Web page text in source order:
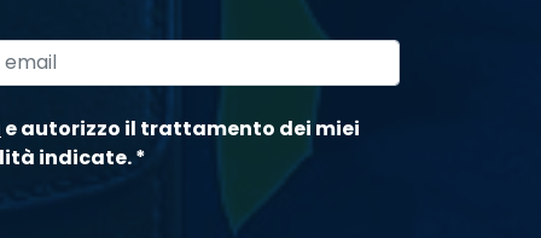
e autorizzo il trattamento dei miei
indicate.*